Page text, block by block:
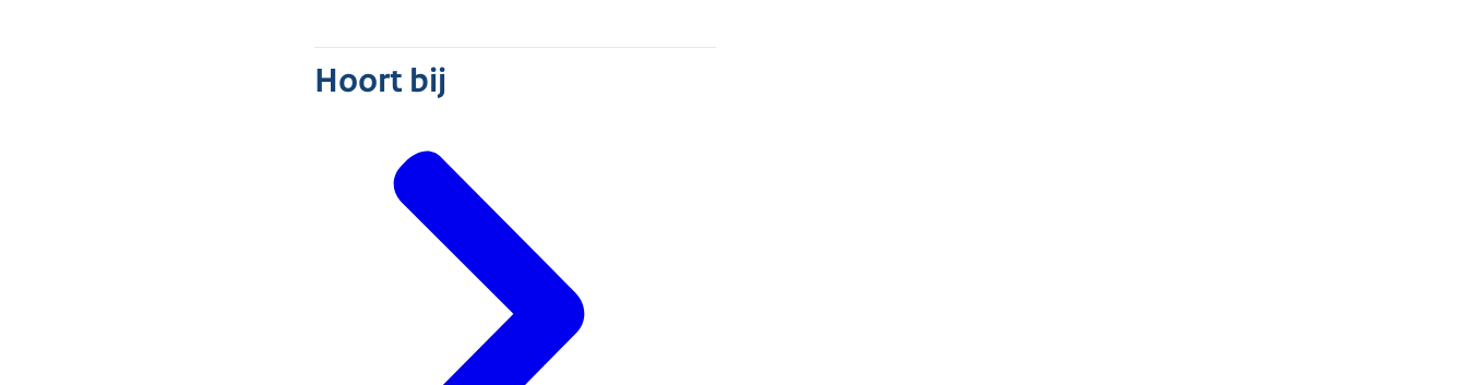
Hoort bij